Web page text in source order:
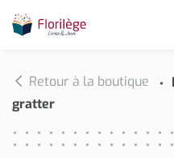
Retour à la boutique
gratter